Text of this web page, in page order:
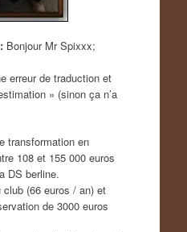
Bonjour Mr Spixxx;
erreur de traduction et
» (sinon ça n’a
transformation en
108 et 155 000 euros
DS berline.
(66 euros / an) et
de 3000 euros